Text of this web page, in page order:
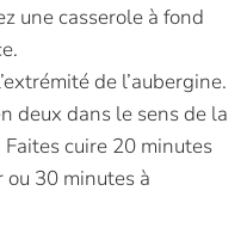
une casserole à fond
de l’aubergine.
deux dans le sens de la
cuire 20 minutes
30 minutes à